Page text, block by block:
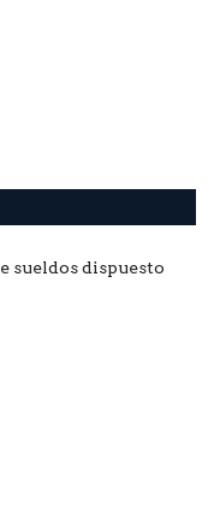
sueldos dispuesto